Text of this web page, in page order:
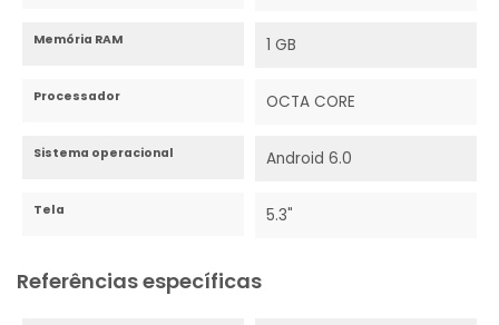
Memória RAM 1 GB
Processador OCTA CORE
Sistema operacional Android 6.0
Tela 5.3"
Referências específicas